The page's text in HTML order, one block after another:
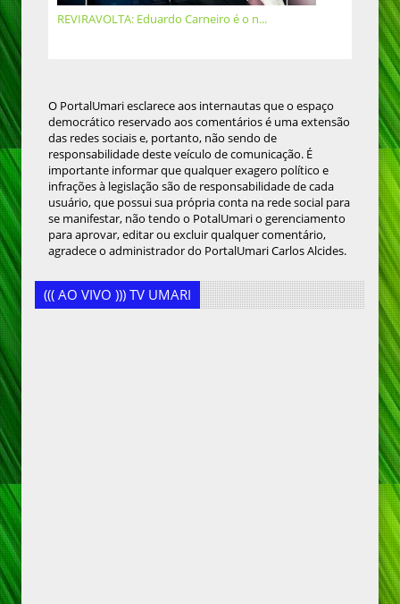
REVIRAVOLTA: Eduardo Carneiro é o n...
O PortalUmari esclarece aos internautas que o espaço
democrático reservado aos comentários é uma extensão
das redes sociais e, portanto, não sendo de
responsabilidade deste veículo de comunicação. É
importante informar que qualquer exagero político e
infrações à legislação são de responsabilidade de cada
usuário, que possui sua própria conta na rede social para
se manifestar, não tendo o PotalUmari o gerenciamento
para aprovar, editar ou excluir qualquer comentário,
agradece o administrador do PortalUmari Carlos Alcides.
((( AO VIVO ))) TV UMARI